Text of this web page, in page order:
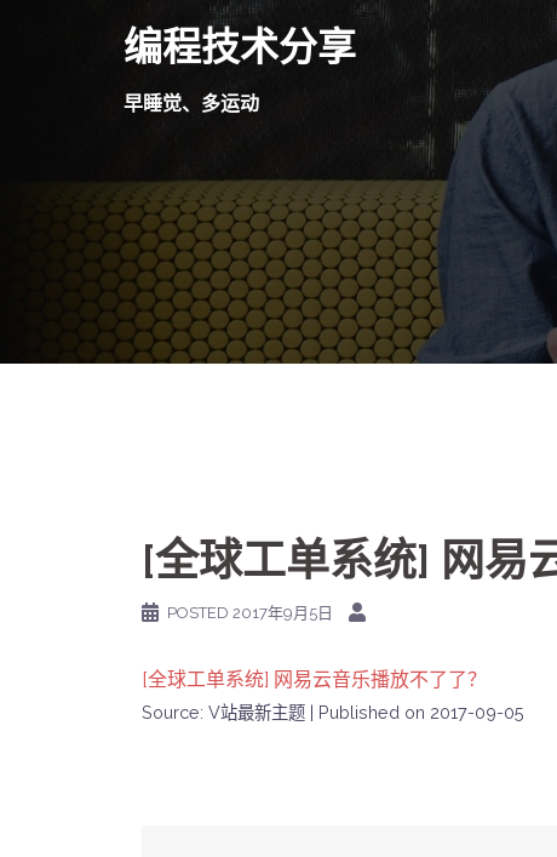
编程技术分享
早睡觉、多运动
[全球工单系统] 网易
POSTED 2017年9月5日
[全球工单系统] 网易云音乐播放不了了？
Source: V站最新主题 Published on 2017-09-05